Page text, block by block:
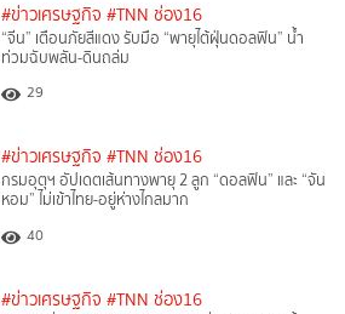
#ข่าวเศรษฐกิจ #TNN ช่อง16
“จีน” เตือนภัยสีแดง รับมือ “พายุไต้ฝุ่นดอลฟิน” น้ำ
ท่วมฉับพลัน-ดินถล่ม
29
#ข่าวเศรษฐกิจ #TNN ช่อง16
กรมอุตุฯ อัปเดตเส้นทางพายุ 2 ลูก “ดอลฟิน” และ “จัน
หอม” ไม่เข้าไทย-อยู่ห่างไกลมาก
40
#ข่าวเศรษฐกิจ #TNN ช่อง16